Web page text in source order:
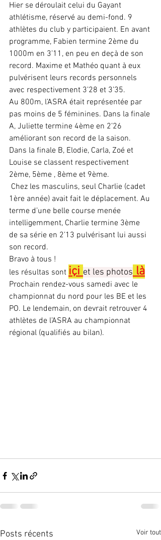
Hier se déroulait celui du Gayant
athlétisme, réservé au demi-fond. 9
athlètes du club y participaient. En avant
programme, Fabien termine 2ème du
1000m en 3’11, en peu en deçà de son
record. Maxime et Mathéo quant à eux
pulvérisent leurs records personnels
avec respectivement 3’28 et 3’35.
Au 800m, l’ASRA était représentée par
pas moins de 5 féminines. Dans la finale
A, Juliette termine 4ème en 2’26
améliorant son record de la saison.
Dans la finale B, Elodie, Carla, Zoé et
Louise se classent respectivement
2ème, 5ème , 8ème et 9ème.
1ère année) avait fait le déplacement. Au
terme d’une belle course menée
intelligemment, Charlie termine 3ème
de sa série en 2’13 pulvérisant lui aussi
son record.
Bravo à tous !
les résultas sont içi et les photos là
Prochain rendez-vous samedi avec le
championnat du nord pour les BE et les
PO. Le lendemain, on devrait retrouver 4
athlètes de l’ASRA au championnat
régional (qualifiés au bilan).
Posts récents Voir tout